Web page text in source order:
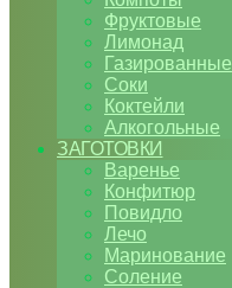
Фруктовые
Лимонад
Газированные
Соки
Коктейли
Алкогольные
ЗАГОТОВКИ
Варенье
Конфитюр
Повидло
Лечо
Маринование
Соление